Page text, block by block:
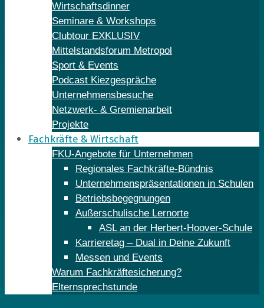
Wirtschaftsdinner
Seminare & Workshops
Clubtour EXKLUSIV
Mittelstandsforum Metropol
Sport & Events
Podcast Kiezgespräche
Unternehmensbesuche
Netzwerk- & Gremienarbeit
Projekte
Fachkräfte & Wirtschaft
FKU-Angebote für Unternehmen
Regionales Fachkräfte-Bündnis
Unternehmenspräsentationen in Schulen
Betriebsbegegnungen
Außerschulische Lernorte
ASL an der Herbert-Hoover-Schule
Karrieretag – Dual in Deine Zukunft
Messen und Events
Warum Fachkräftesicherung?
Elternsprechstunde